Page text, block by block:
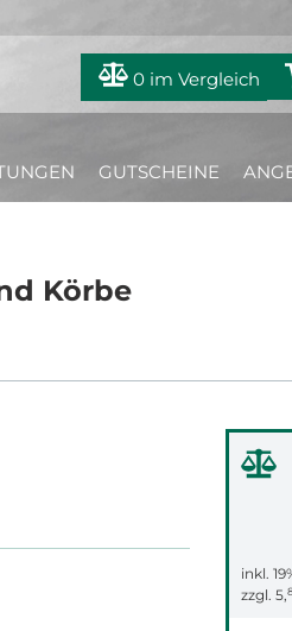
0 im Vergleich
GUTSCHEINE
Körbe
inkl.
zzgl. 5,